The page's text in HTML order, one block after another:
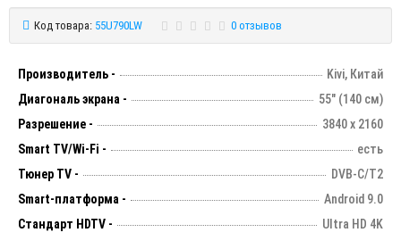
Код товара: 55U790LW 0 отзывов
Производитель -
Kivi, Китай
Диагональ экрана -
55" (140 см)
Разрешение -
3840 х 2160
Smart TV/Wi-Fi -
есть
Тюнер TV -
DVB-C/T2
Smart-платформа -
Android 9.0
Стандарт HDTV -
Ultra HD 4K